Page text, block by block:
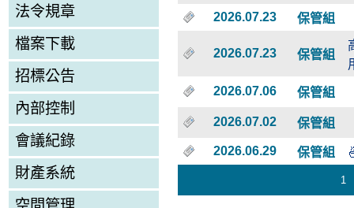
法令規章
檔案下載
招標公告
內部控制
會議紀錄
財產系統
2026.07.23
保管組
2026.07.23 保管組
2026.07.06
保管組
2026.07.02 保管組
2026.06.29 保管組
1